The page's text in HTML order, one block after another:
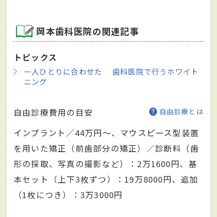
岡本歯科医院の関連記事
トピックス
一人ひとりに合わせた 歯科医院で行うホワイト
ニング
自由診療費用の目安 自由診療とは
インプラント／44万円～、マウスピース型装置
を用いた矯正（前歯部分の矯正）／診断料（歯
形の採取、写真の撮影など）：2万1600円、基
本セット（上下3枚ずつ）：19万8000円、追加
（1枚につき）：3万3000円